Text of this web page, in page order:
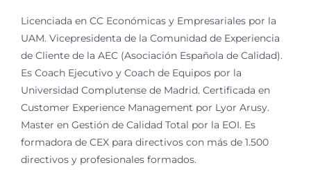
Licenciada en CC Económicas y Empresariales por la
UAM. Vicepresidenta de la Comunidad de Experiencia
de Cliente de la AEC (Asociación Española de Calidad).
Es Coach Ejecutivo y Coach de Equipos por la
Universidad Complutense de Madrid. Certificada en
Customer Experience Management por Lyor Arusy.
Master en Gestión de Calidad Total por la EOI. Es
formadora de CEX para directivos con más de 1.500
directivos y profesionales formados.